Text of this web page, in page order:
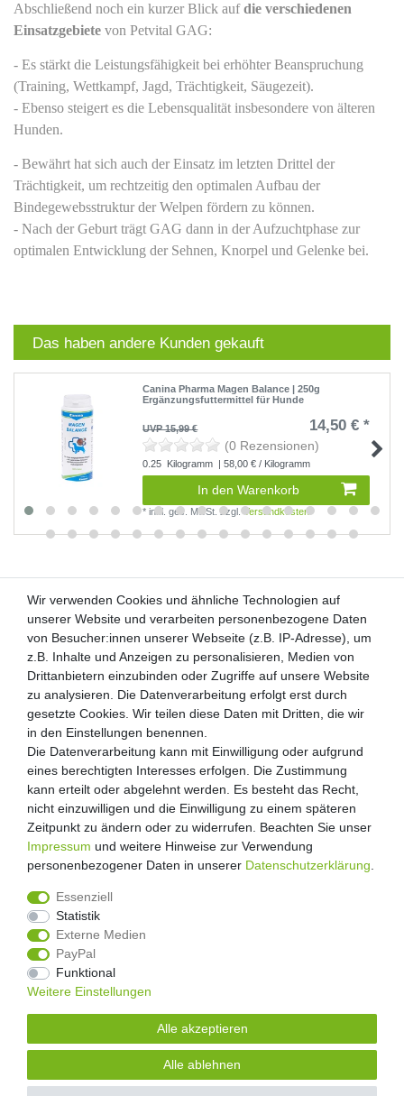
Abschließend noch ein kurzer Blick aufdie verschiedenen
Einsatzgebiete von Petvital GAG:
- Es stärkt die Leistungsfähigkeit bei erhöhter Beanspruchung
(Training, Wettkampf, Jagd, Trächtigkeit, Säugezeit).
- Ebenso steigert es die Lebensqualität insbesondere von älteren
Hunden.
- Bewährt hat sich auch der Einsatz im letzten Drittel der
Trächtigkeit, um rechtzeitig den optimalen Aufbau der
Bindegewebsstruktur der Welpen fördern zu können.
- Nach der Geburt trägt GAG dann in der Aufzuchtphase zur
optimalen Entwicklung der Sehnen, Knorpel und Gelenke bei.
Das haben andere Kunden gekauft
Canina Pharma Magen Balance | 250g
Ergänzungsfuttermittel für Hunde
UVP 15,99 € 14,50 € *
(0 Rezensionen)
0.25 Kilogramm | 58,00 € / Kilogramm
In den Warenkorb
*inkl. ges. MwSt. zzgl. Versandkosten
Kunden-Anfragen: info@zooheld.de
Über uns
Zahlung und Versand
Retouren
Zooheld Blog
Widerrufsrecht
Vertrag widerrufen
Geschäftsbedingungen
Impressum
Unsere Artikel sind gelistet auf:
© Copyright 2026 | Alle Rechte vorbehalten.
Alle Preise inklusive gesetzlicher Mehrwertsteuer und zuzüglich
| * Pflichtfeld
Wir verwenden Cookies und ähnliche Technologien auf
unserer Website und verarbeiten personenbezogene Daten
von Besucher:innen unserer Webseite (z.B. IP-Adresse), um
z.B. Inhalte und Anzeigen zu personalisieren, Medien von
Drittanbietern einzubinden oder Zugriffe auf unsere Website
zu analysieren. Die Datenverarbeitung erfolgt erst durch
gesetzte Cookies. Wir teilen diese Daten mit Dritten, die wir
in den Einstellungen benennen.
Die Datenverarbeitung kann mit Einwilligung oder aufgrund
eines berechtigten Interesses erfolgen. Die Zustimmung
kann erteilt oder abgelehnt werden. Es besteht das Recht,
nicht einzuwilligen und die Einwilligung zu einem späteren
Zeitpunkt zu ändern oder zu widerrufen. Beachten Sie unser
Impressum und weitere Hinweise zur Verwendung
personenbezogener Daten in unserer Daten­schutz­erklärung
Essenziell
Statistik
Externe Medien
PayPal
Funktional
Weitere Einstellungen
Alle akzeptieren
Alle ablehnen
Wir verwenden Cookies und ähnliche Technologien auf
unserer Website und verarbeiten personenbezogene Daten
von Besucher:innen unserer Webseite (z.B. IP-Adresse), um
z.B. Inhalte und Anzeigen zu personalisieren, Medien von
Drittanbietern einzubinden oder Zugriffe auf unsere Website
zu analysieren. Die Datenverarbeitung erfolgt erst durch
gesetzte Cookies. Wir teilen diese Daten mit Dritten, die wir
in den Einstellungen benennen.
Die Datenverarbeitung kann mit Einwilligung oder aufgrund
eines berechtigten Interesses erfolgen. Die Zustimmung
kann erteilt oder abgelehnt werden. Es besteht das Recht,
nicht einzuwilligen und die Einwilligung zu einem späteren
Zeitpunkt zu ändern oder zu widerrufen. Beachten Sie unser
Impressum und weitere Hinweise zur Verwendung
personenbezogener Daten in unserer Daten­schutz­erklärung
Essenziell
Statistik
Externe Medien
PayPal
Funktional
Weitere Einstellungen
Alle akzeptieren
Alle ablehnen